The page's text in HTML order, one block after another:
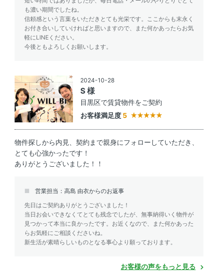
も濃い期間でしたね。
信頼感という言葉をいただきとても光栄です。ここからも末永く
お付き合いしていければと思いますので、また何かあったらお気
軽にLINEください。
今後ともよろしくお願いします。
2024-10-28
S 様
目黒区で賃貸物件をご契約
お客様満足度 5
物件探しから内見、契約まで親身にフォローしていただき、
とても心強かったです！
ありがとうございました！！
営業担当：高島 由衣からのお返事
先日はご契約ありがとうございました！
当日お会いできなくてとても残念でしたが、無事納得いく物件が
見つかって本当に良かったです。お近くなので、また何かあった
らお気軽にご相談くださいね。
新生活が素晴らしいものとなる事心より願っております。
お客様の声をもっと見る